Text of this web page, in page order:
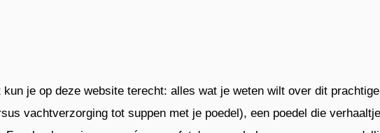
je op deze website terecht: alles wat je weten wilt over dit
vachtverzorging tot suppen met je poedel), een poedel die